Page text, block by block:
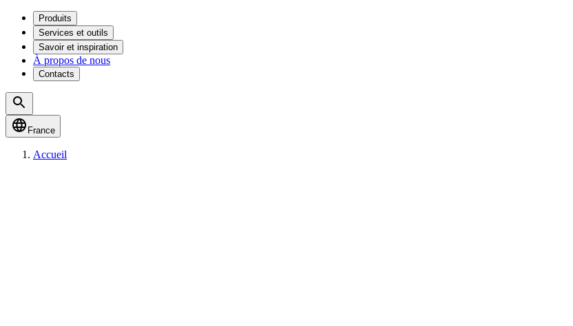
Produits
Services et outils
Savoir et inspiration
À propos de nous
Contacts
France
Accueil